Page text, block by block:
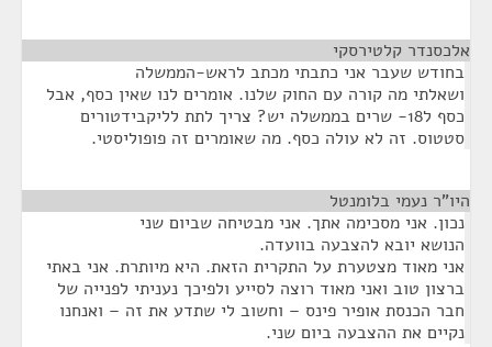
אלכסנדר קלטירסקי
בחודש שעבר אני כתבתי מכתב לראש-הממשלה
ושאלתי מה קורה עם החוק שלנו. אומרים לנו שאין כסף, אבל
כסף ל18- שרים בממשלה יש? צריך לתת לליקבידטורים
סטטוס. זה לא עולה כסף. מה שאומרים זה פופוליסטי.
היו"ר נעמי בלומנטל
נכון. אני מסכימה אתך. אני מבטיחה שביום שני
הנושא יובא להצבעה בוועדה.
אני מאוד מצטערת על התקרית הזאת. היא מיותרת. אני באתי
ברצון טוב ואני מאוד רוצה לסייע ולפיכך נעניתי לפנייה של
חבר הכנסת אופיר פינס – וחשוב לי שתדע את זה – ואנחנו
נקיים את ההצבעה ביום שני.